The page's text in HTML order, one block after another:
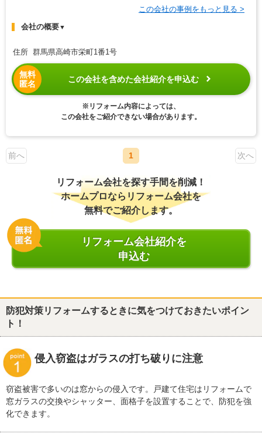
この会社の事例をもっと見る >
会社の概要▼
住所 群馬県高崎市栄町1番1号
無料
匿名
この会社を含めた会社紹介を申込む
※リフォーム内容によっては、
この会社をご紹介できない場合があります。
前へ 1 次へ
リフォーム会社を探す手間を削減！
ホームプロならリフォーム会社を
無料でご紹介します。
リフォーム会社紹介を
申込む
防犯対策リフォームするときに気をつけておきたいポイン
ト！
侵入窃盗はガラスの打ち破りに注意
窃盗被害で多いのは窓からの侵入です。戸建て住宅はリフォームで
窓ガラスの交換やシャッター、面格子を設置することで、防犯を強
化できます。